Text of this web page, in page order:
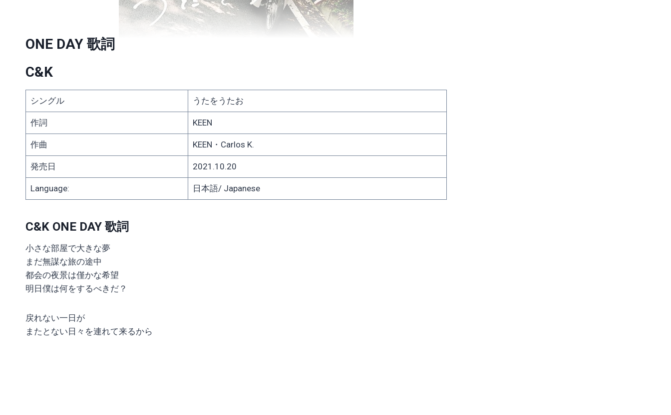
ONE DAY 歌詞
C&K
シングル うたをうたお
作詞 KEEN
作曲 KEEN・Carlos K.
発売日 2021.10.20
Language: 日本語/ Japanese
C&K ONE DAY 歌詞
小さな部屋で大きな夢
まだ無謀な旅の途中
都会の夜景は僅かな希望
明日僕は何をするべきだ？
戻れない一日が
またとない日々を連れて来るから